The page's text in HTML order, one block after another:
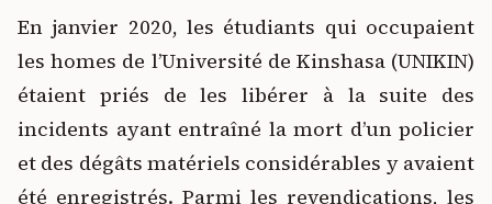
En janvier 2020, les étudiants qui occupaient
les homes de l’Université de Kinshasa (UNIKIN)
étaient priés de les libérer à la suite des
incidents ayant entraîné la mort d’un policier
et des dégâts matériels considérables y avaient
été enregistrés. Parmi les revendications, les